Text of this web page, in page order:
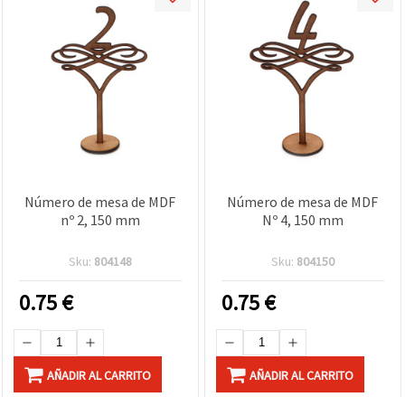
Número de mesa de MDF
nº 2, 150 mm
Sku: 804148
0.75€
AÑADIR AL CARRITO
Número de mesa de MDF
Nº 4, 150 mm
Sku: 804150
0.75€
AÑADIR AL CARRITO